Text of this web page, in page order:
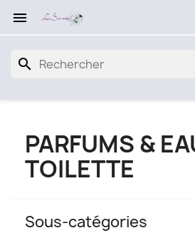

search
PARFUMS &
TOILETTE
Sous-catégories